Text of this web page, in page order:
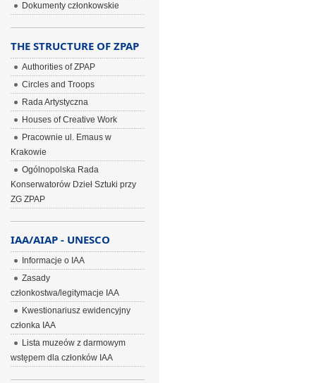
Dokumenty członkowskie
THE STRUCTURE OF ZPAP
Authorities of ZPAP
Circles and Troops
Rada Artystyczna
Houses of Creative Work
Pracownie ul. Emaus w
Krakowie
Ogólnopolska Rada
Konserwatorów Dzieł Sztuki przy
ZG ZPAP
IAA/AIAP - UNESCO
Informacje o IAA
Zasady
członkostwa/legitymacje IAA
Kwestionariusz ewidencyjny
członka IAA
Lista muzeów z darmowym
wstępem dla członków IAA